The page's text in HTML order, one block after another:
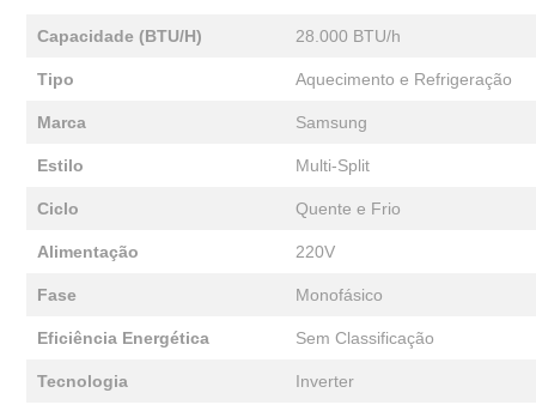
Capacidade (BTU/H) 28.000 BTU/h
Tipo Aquecimento e Refrigeração
Marca Samsung
Estilo Multi-Split
Ciclo Quente e Frio
Alimentação 220V
Fase Monofásico
Eficiência Energética Sem Classificação
Tecnologia Inverter